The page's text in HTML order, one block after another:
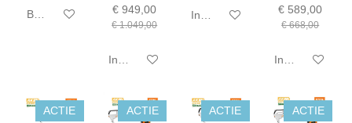
Bekijk details € 949,00
€ 1.049,00
In winkelwagen
In winkelwagen € 589,00
€ 668,00
In winkelwagen
ACTIE ACTIE ACTIE ACTIE